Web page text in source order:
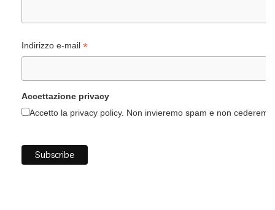
Indirizzo e-mail *
Accettazione privacy
Accetto la privacy policy. Non invieremo spam e non